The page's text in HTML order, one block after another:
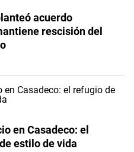
acuerdo
rescisión del
en Casadeco: el
estilo de vida